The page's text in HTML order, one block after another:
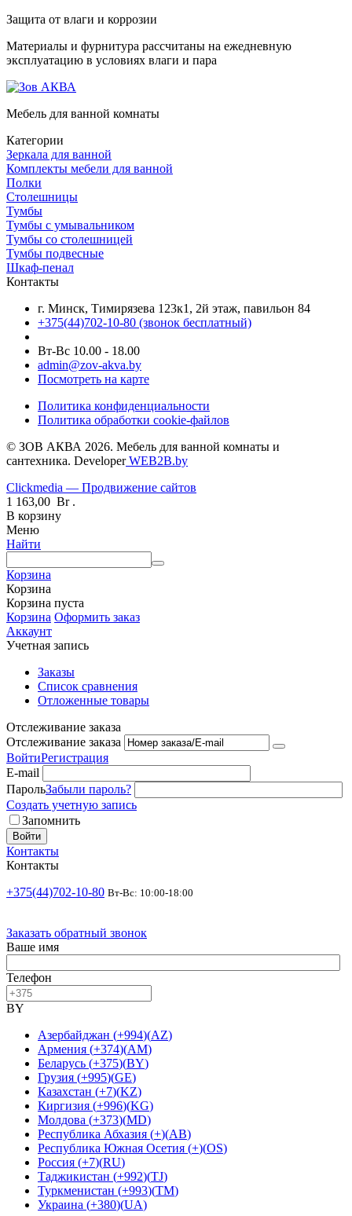
Защита от влаги и коррозии
Материалы и фурнитура рассчитаны на ежедневную
эксплуатацию в условиях влаги и пара
Мебель для ванной комнаты
Категории
Зеркала для ванной
Комплекты мебели для ванной
Полки
Столешницы
Тумбы
Тумбы с умывальником
Тумбы со столешницей
Тумбы подвесные
Шкаф-пенал
Контакты
г. Минск, Тимирязева 123к1, 2й этаж, павильон 84
+375(44)702-10-80 (звонок бесплатный)
Вт-Вс 10.00 - 18.00
admin@zov-akva.by
Посмотреть на карте
Политика конфиденциальности
Политика обработки cookie-файлов
© ЗОВ АКВА 2026. Мебель для ванной комнаты и
сантехника. DeveloperWEB2B.by
Clickmedia — Продвижение сайтов
1 163,00 Br .
В корзину
Меню
Найти
Корзина
Корзина
Корзина пуста
Корзина Оформить заказ
Аккаунт
Учетная запись
Заказы
Список сравнения
Отложенные товары
Отслеживание заказа
Отслеживание заказа
ВойтиРегистрация
E-mail
ПарольЗабыли пароль?
Создать учетную запись
Запомнить
Войти
Контакты
Контакты
+375(44)702-10-80 Вт-Вс: 10:00-18:00
Заказать обратный звонок
Ваше имя
Телефон
BY
Азербайджан (+994)(AZ)
Армения (+374)(AM)
Беларусь (+375)(BY)
Грузия (+995)(GE)
Казахстан (+7)(KZ)
Киргизия (+996)(KG)
Молдова (+373)(MD)
Республика Абхазия (+)(AB)
Республика Южная Осетия (+)(OS)
Россия (+7)(RU)
Таджикистан (+992)(TJ)
Туркменистан (+993)(TM)
Украина (+380)(UA)